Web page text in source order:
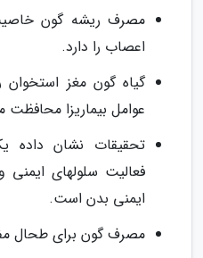
مصرف ریشه گون
اعصاب را دارد.
گیاه گون مغز استخوان
عوامل بیماریزا محافظت
تحقیقات نشان داده
فعالیت سلولهای
ایمنی بدن است.
مصرف گون برای طحال